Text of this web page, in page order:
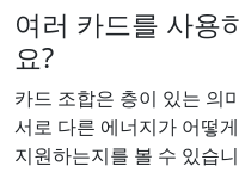
여러 카드를 사용
요?
카드 조합은 층이 있는 의
서로 다른 에너지가 어떻
지원하는지를 볼 수 있습